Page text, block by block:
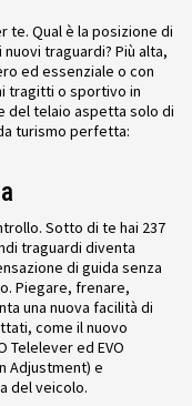
te. Qual è la posizione di
traguardi? Più alta,
ed essenziale o con
tragitti o sportivo in
del telaio aspetta solo di
turismo perfetta:
Sotto di te hai 237
traguardi diventa
di guida senza
Piegare, frenare,
una nuova facilità di
come il nuovo
Telelever ed EVO
Adjustment) e
del veicolo.